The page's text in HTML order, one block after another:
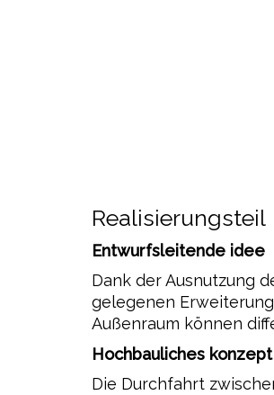
Realisierungsteil
Entwurfsleitende idee
Dank der Ausnutzung
gelegenen
Außenraum können
Hochbauliches konzept
Die Durchfahrt